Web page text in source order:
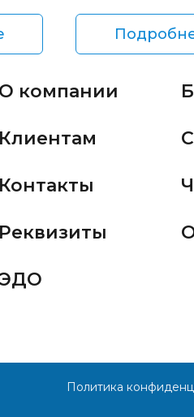
О компании
Клиентам
Контакты
Реквизиты
ЭДО
Политика